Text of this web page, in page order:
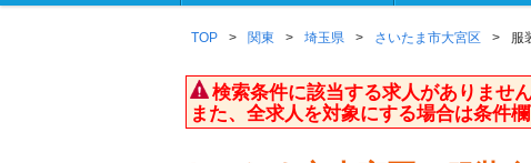
TOP > 関東 > 埼玉県 > さいたま市大宮区 > 服
検索条件に該当する求人がありませ
また、全求人を対象にする場合は条件